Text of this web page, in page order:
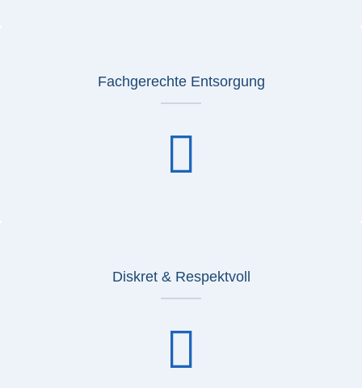
Fachgerechte Entsorgung
Diskret & Respektvoll